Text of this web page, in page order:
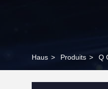
Haus > Produits > Q